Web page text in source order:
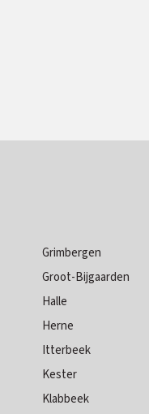
Grimbergen
Groot-Bijgaarden
Halle
Herne
Itterbeek
Kester
Klabbeek